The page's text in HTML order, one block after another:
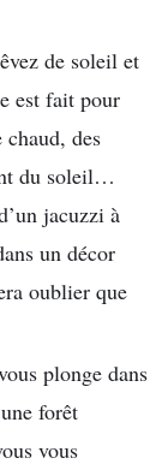
de soleil et
est fait pour
des
du soleil…
jacuzzi à
un décor
oublier que
plonge dans
forêt
vous